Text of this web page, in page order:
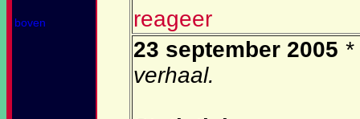
boven
reageer
23 september 2005 *
verhaal.